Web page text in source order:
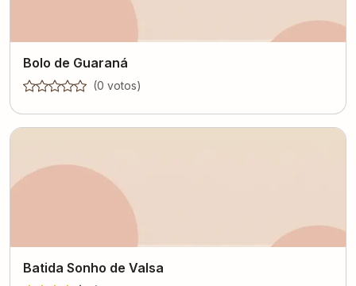
Bolo de Guaraná
(0 votos)
Batida Sonho de Valsa